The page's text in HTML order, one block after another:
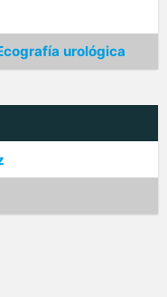
urológica